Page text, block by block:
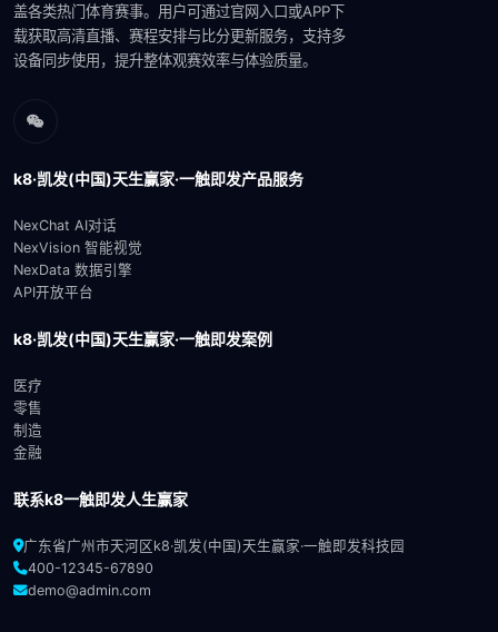
盖各类热门体育赛事。用户可通过官网入口或APP下
载获取高清直播、赛程安排与比分更新服务，支持多
设备同步使用，提升整体观赛效率与体验质量。
k8·凯发(中国)天生赢家·一触即发产品服务
NexChat AI对话
NexVision 智能视觉
NexData 数据引擎
API开放平台
k8·凯发(中国)天生赢家·一触即发案例
医疗
零售
制造
金融
联系k8一触即发人生赢家
广东省广州市天河区k8·凯发(中国)天生赢家·一触即发科技园
400-12345-67890
demo@admin.com